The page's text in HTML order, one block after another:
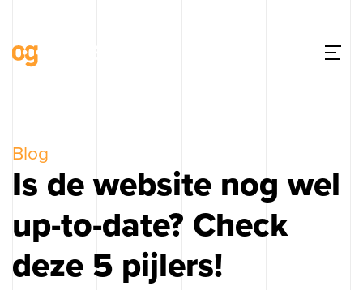
Blog
Is de website nog wel
up-to-date? Check
deze 5 pijlers!